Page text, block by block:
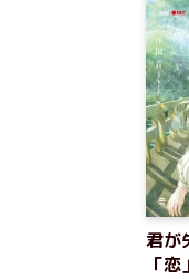
君が
「